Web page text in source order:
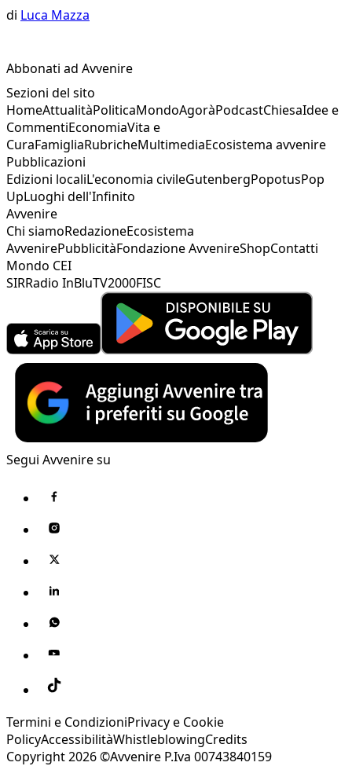
di Luca Mazza
Abbonati ad Avvenire
Sezioni del sito
HomeAttualitàPoliticaMondoAgoràPodcastChiesaIdee e
CommentiEconomiaVita e
CuraFamigliaRubricheMultimediaEcosistema avvenire
Pubblicazioni
Edizioni localiL'economia civileGutenbergPopotusPop
UpLuoghi dell'Infinito
Avvenire
Chi siamoRedazioneEcosistema
AvvenirePubblicitàFondazione AvvenireShopContatti
Mondo CEI
SIRRadio InBluTV2000FISC
Segui Avvenire su
Termini e CondizioniPrivacy e Cookie
PolicyAccessibilitàWhistleblowingCredits
Copyright 2026 ©Avvenire P.Iva 00743840159